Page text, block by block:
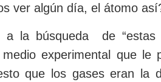
algún día, el átomo
a la búsqueda de “estas
experimental que le
que los gases eran la